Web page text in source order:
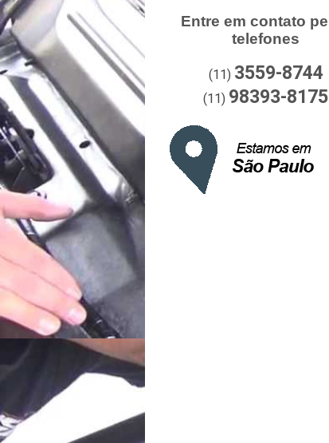
Entre em contato
telefones
(11) 3559-8744
(11) 98393-8175